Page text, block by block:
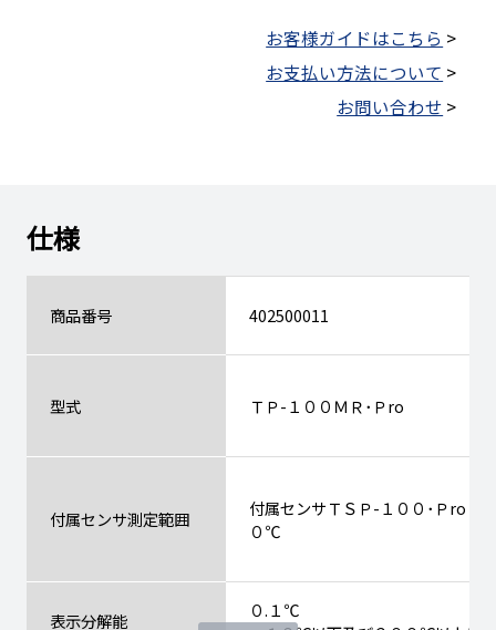
お客様ガイドはこちら >
お支払い方法について >
お問い合わせ >
仕様
商品番号 402500011
型式 ＴＰ-１００ＭＲ･Ｐro
付属センサ測定範囲
付属センサＴＳＰ-１００･Ｐro：
０℃
表示分解能
０.１℃